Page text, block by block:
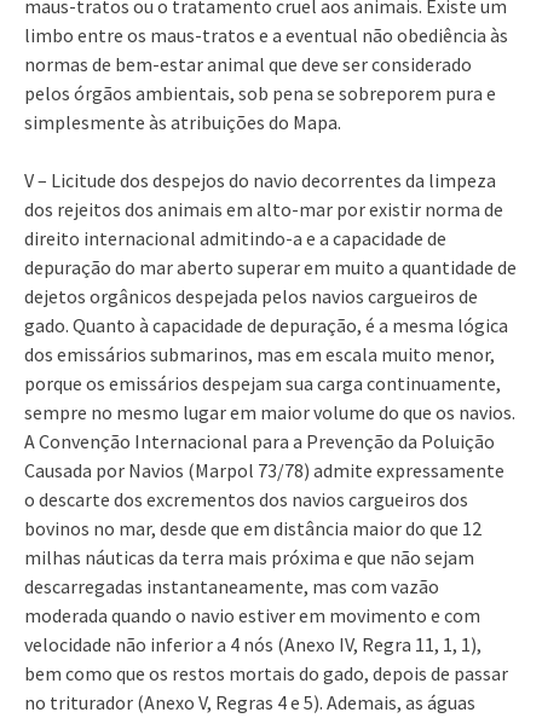
maus-tratos ou o tratamento cruel aos animais. Existe um
limbo entre os maus-tratos e a eventual não obediência às
normas de bem-estar animal que deve ser considerado
pelos órgãos ambientais, sob pena se sobreporem pura e
simplesmente às atribuições do Mapa.
V – Licitude dos despejos do navio decorrentes da limpeza
dos rejeitos dos animais em alto-mar por existir norma de
direito internacional admitindo-a e a capacidade de
depuração do mar aberto superar em muito a quantidade de
dejetos orgânicos despejada pelos navios cargueiros de
gado. Quanto à capacidade de depuração, é a mesma lógica
dos emissários submarinos, mas em escala muito menor,
porque os emissários despejam sua carga continuamente,
sempre no mesmo lugar em maior volume do que os navios.
A Convenção Internacional para a Prevenção da Poluição
Causada por Navios (Marpol 73/78) admite expressamente
o descarte dos excrementos dos navios cargueiros dos
bovinos no mar, desde que em distância maior do que 12
milhas náuticas da terra mais próxima e que não sejam
descarregadas instantaneamente, mas com vazão
moderada quando o navio estiver em movimento e com
velocidade não inferior a 4 nós (Anexo IV, Regra 11, 1, 1),
bem como que os restos mortais do gado, depois de passar
no triturador (Anexo V, Regras 4 e 5). Ademais, as águas